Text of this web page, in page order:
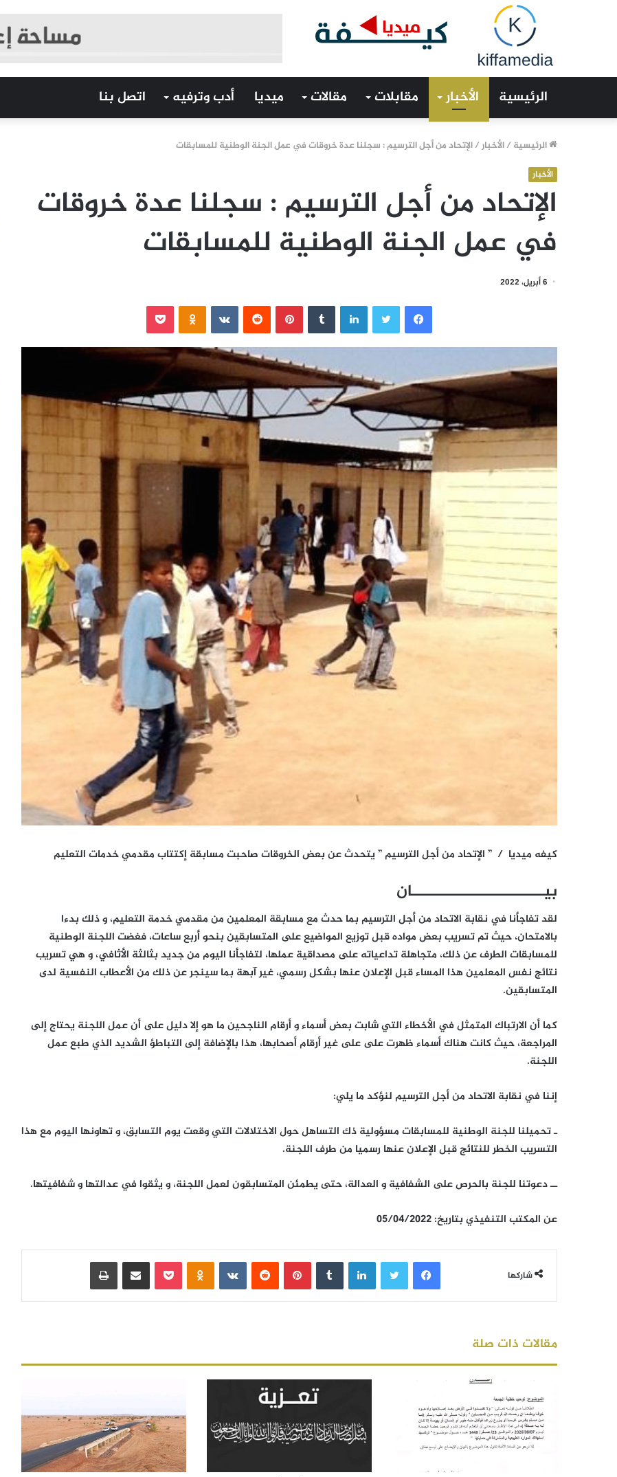
الرئيسية الأخبار مقابلات مقالات ميديا أدب وترفيه اتصل بنا
الرئيسية /الأخبار/الإتحاد من أجل الترسيم : سجلنا عدة خروقات في عمل الجنة الوطنية للمسابقات
الأخبار
الإتحاد من أجل الترسيم : سجلنا عدة خروقات
في عمل الجنة الوطنية للمسابقات
6 أبريل، 2022
فيسبوك لينكدإن بينتيريست
كيفه ميديا / ” الإتحاد من أجل الترسيم ” يتحدث عن بعض الخروقات صاحبت مسابقة إكتتاب مقدمي خدمات التعليم
بيــــــــــــــــــــــــان
لقد تفاجأنا في نقابة الاتحاد من أجل الترسيم بما حدث مع مسابقة المعلمين من مقدمي خدمة التعليم، و ذلك بدءا
بالامتحان، حيث تم تسريب بعض مواده قبل توزيع المواضيع على المتسابقين بنحو أربع ساعات، فغضت اللجنة الوطنية
للمسابقات الطرف عن ذلك، متجاهلة تداعياته على مصداقية عملها، لتفاجأنا اليوم من جديد بثالثة الأثافي، و هي تسريب
نتائج نفس المعلمين هذا المساء قبل الإعلان عنها بشكل رسمي، غير آبهة بما سينجر عن ذلك من الأعطاب النفسية لدى
المتسابقين.
كما أن الارتباك المتمثل في الأخطاء التي شابت بعض أسماء و أرقام الناجحين ما هو إلا دليل على أن عمل اللجنة يحتاج إلى
المراجعة، حيث كانت هناك أسماء ظهرت على على غير أرقام أصحابها، هذا بالإضافة إلى التباطؤ الشديد الذي طبع عمل
اللجنة.
إننا في نقابة الاتحاد من أجل الترسيم لنؤكد ما يلي:
ـ تحميلنا للجنة الوطنية للمسابقات مسؤولية ذك التساهل حول الاختلالات التي وقعت يوم التسابق، و تهاونها اليوم مع هذا
التسريب الخطر للنتائج قبل الإعلان عنها رسميا من طرف اللجنة.
ــ دعوتنا للجنة بالحرص على الشفافية و العدالة، حتى يطمئن المتسابقون لعمل اللجنة، و يثقوا في عدالتها و شفافيتها.
عن المكتب التنفيذي بتاريخ: 05/04/2022
شاركها
فيسبوك لينكدإن بينتيريست بوكيت مشاركة عبر البريد
مقالات ذات صلة